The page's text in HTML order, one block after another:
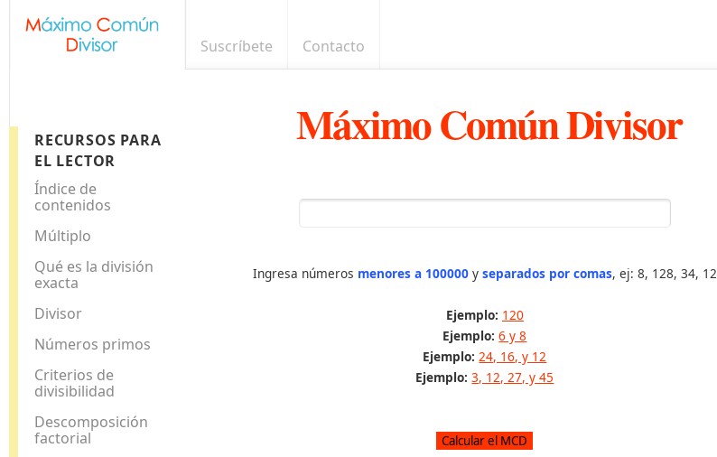
Suscríbete Contacto
RECURSOS PARA
EL LECTOR
Índice de
contenidos
Múltiplo
Qué es la división
exacta
Divisor
Números primos
Criterios de
divisibilidad
Descomposición
factorial
Máximo Común Divisor
Ingresa números menores a 100000y separados por comas, ej: 8, 128, 34, 12
Ejemplo: 120
Ejemplo: 6 y 8
Ejemplo: 24, 16, y 12
Ejemplo: 3, 12, 27, y 45